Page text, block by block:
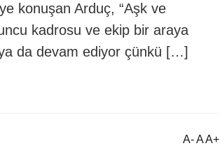
konuşan Arduç, “Aşk ve
kadrosu ve ekip bir araya
da devam ediyor çünkü […]
A- A A+